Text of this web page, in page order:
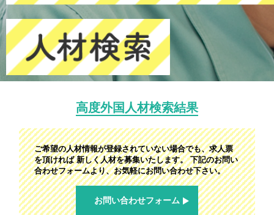
高度外国人材検索結果
ご希望の人材情報が登録されていない場合でも、求人票
を頂ければ 新しく人材を募集いたします。下記のお問い
合わせフォームより、お気軽にお問い合わせ下さい。
お問い合わせフォーム